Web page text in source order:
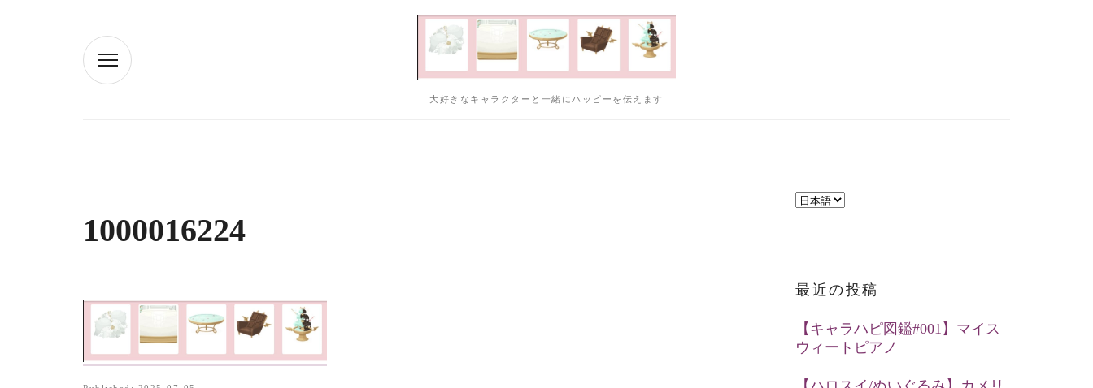
大好きなキャラクターと一緒にハッピーを伝えます
1000016224
言
択
最近の投稿
【キャラハピ図鑑#001】マイス
ウィートピアノ